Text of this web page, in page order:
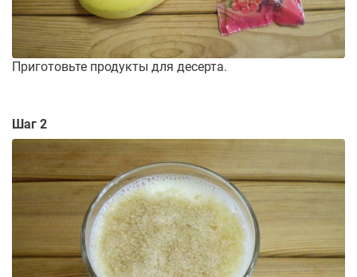
Приготовьте продукты для десерта.
Шаг 2